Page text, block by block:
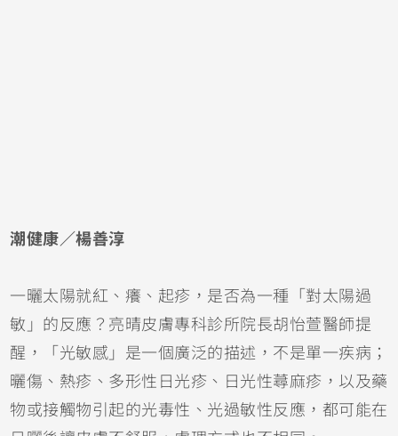
潮健康／楊善淳
一曬太陽就紅、癢、起疹，是否為一種「對太陽過
敏」的反應？亮晴皮膚專科診所院長胡怡萱醫師提
醒，「光敏感」是一個廣泛的描述，不是單一疾病；
曬傷 、熱疹、多形性日光疹、日光性蕁麻疹 ，以及藥
物或接觸物引起的光毒性、光過敏性反應，都可能在